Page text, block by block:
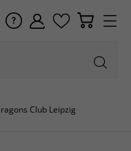
Club Leipzig